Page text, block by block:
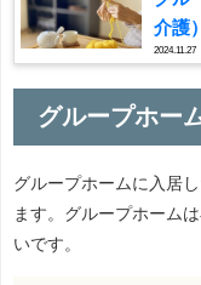
介護）
2024.11.27
グループホー
グループホームに入居
ます。グループホーム
いです。